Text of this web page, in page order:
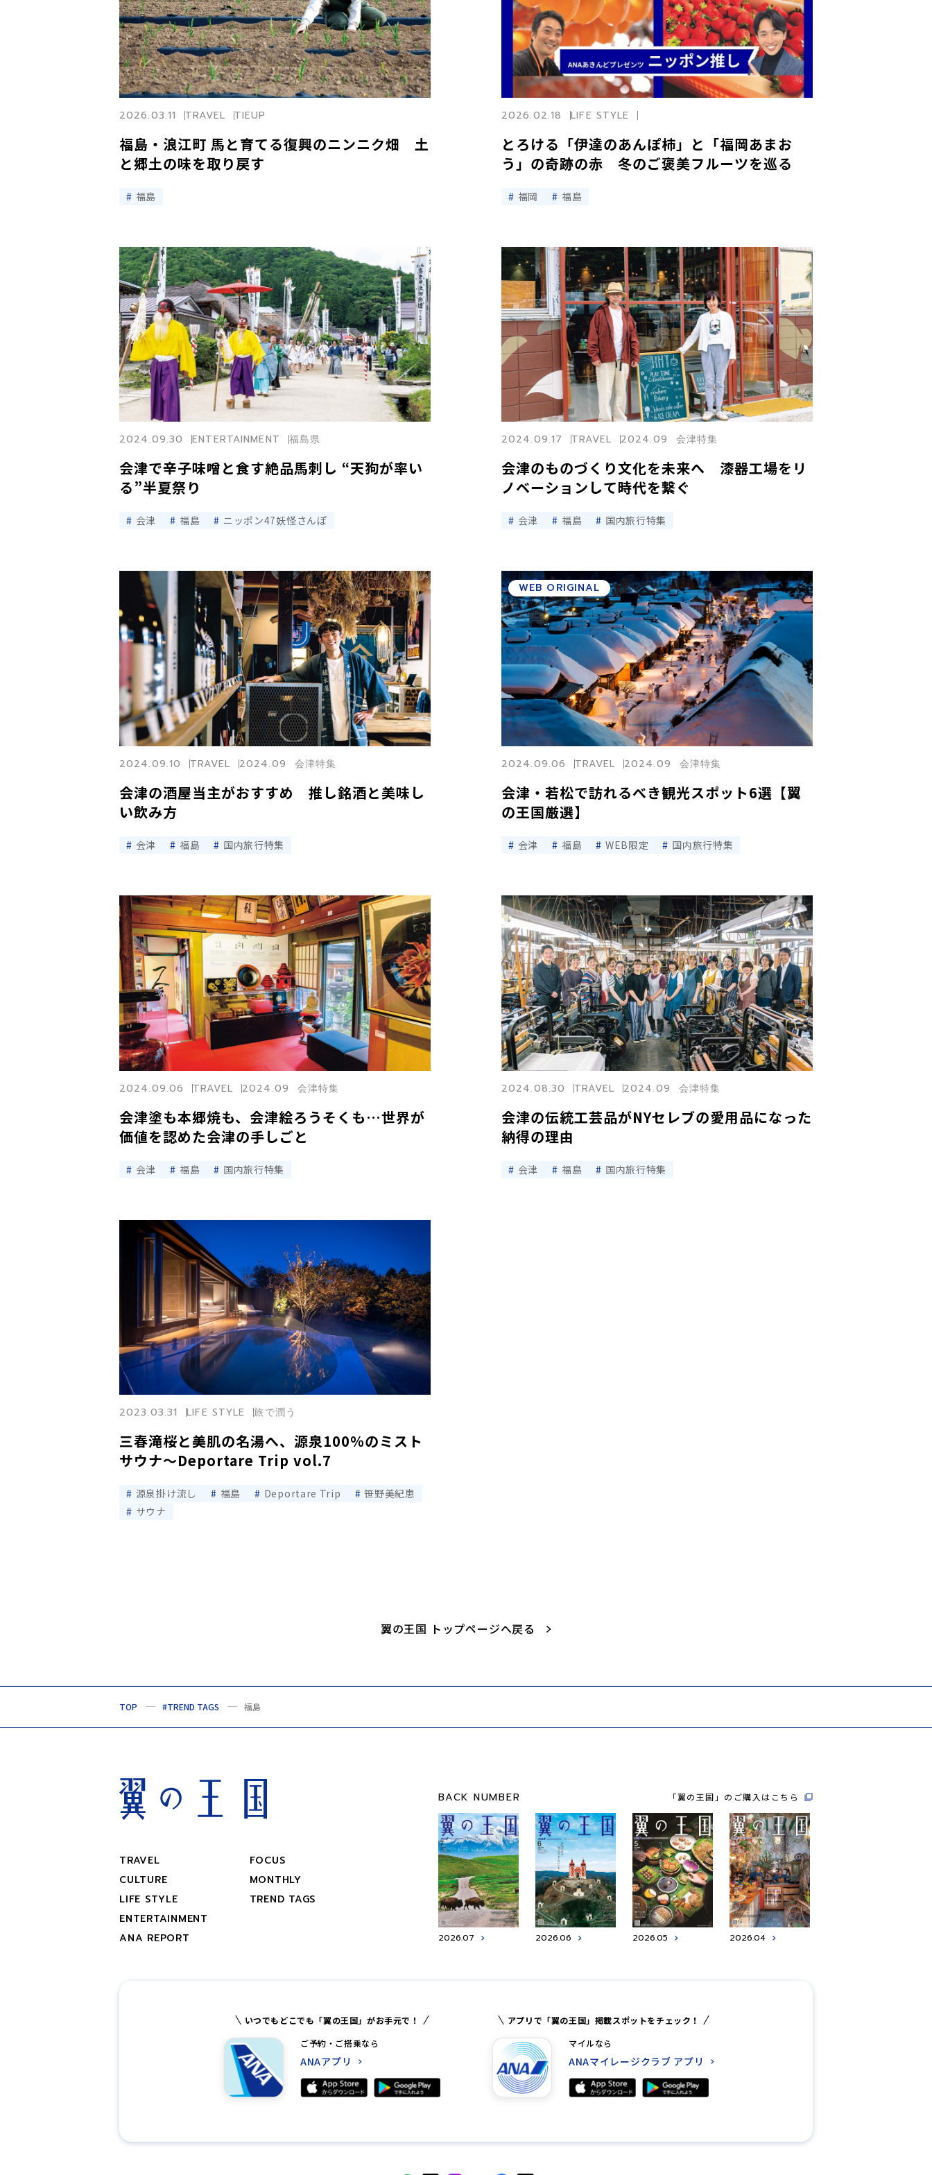
福島・浪江町 馬と育てる復興のニンニク畑 土
と郷土の味を取り戻す
2026.03.11 TRAVEL TIEUP
福島
とろける「伊達のあんぽ柿」と「福岡あまお
う」の奇跡の赤 冬のご褒美フルーツを巡る
2026.02.18 LIFE STYLE
福岡 福島
会津で辛子味噌と食す絶品馬刺し “天狗が率い
る”半夏祭り
2024.09.30 ENTERTAINMENT 福島県
会津 福島 ニッポン47妖怪さんぽ
会津のものづくり文化を未来へ 漆器工場をリ
ノベーションして時代を繋ぐ
2024.09.17 TRAVEL 2024.09 会津特集
会津 福島 国内旅行特集
会津の酒屋当主がおすすめ 推し銘酒と美味し
い飲み方
2024.09.10 TRAVEL 2024.09 会津特集
会津 福島 国内旅行特集
会津・若松で訪れるべき観光スポット6選【翼
の王国厳選】
2024.09.06 TRAVEL 2024.09 会津特集
WEB ORIGINAL
会津 福島 WEB限定 国内旅行特集
会津塗も本郷焼も、会津絵ろうそくも…世界が
価値を認めた会津の手しごと
2024.09.06 TRAVEL 2024.09 会津特集
会津 福島 国内旅行特集
会津の伝統工芸品がNYセレブの愛用品になった
納得の理由
2024.08.30 TRAVEL 2024.09 会津特集
会津 福島 国内旅行特集
三春滝桜と美肌の名湯へ、源泉100％のミスト
サウナ〜Deportare Trip vol.7
2023.03.31 LIFE STYLE 旅で潤う
源泉掛け流し 福島 Deportare Trip
笹野美紀恵
サウナ
翼の王国 トップページへ戻る
TOP #TREND TAGS 福島
TRAVEL
CULTURE
LIFE STYLE
ENTERTAINMENT
ANA REPORT
FOCUS
MONTHLY
TREND TAGS
BACK NUMBER
2026.07 2026.06 2026.05 2026.04
「翼の王国」のご購入はこちら
いつでもどこでも「翼の王国」がお手元で！
ご予約・ご搭乗なら
ANAアプリ
アプリで「翼の王国」掲載スポットをチェック！
マイルなら
ANAマイレージクラブ アプリ